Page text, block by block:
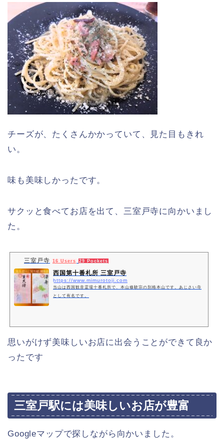
チーズが、たくさんかかっていて、見た目もきれ
い。
味も美味しかったです。
サクッと食べてお店を出て、三室戸寺に向かいまし
た。
三室戸寺 16 Users 29 Pockets
西国第十番札所 三室戸寺
https://www.mimurotoji.com
当山は西国観音霊場十番札所で、本山修験宗の別格本山です。あじさい寺
として有名です。
思いがけず美味しいお店に出会うことができて良か
ったです
三室戸駅には美味しいお店が豊富
Googleマップで探しながら向かいました。